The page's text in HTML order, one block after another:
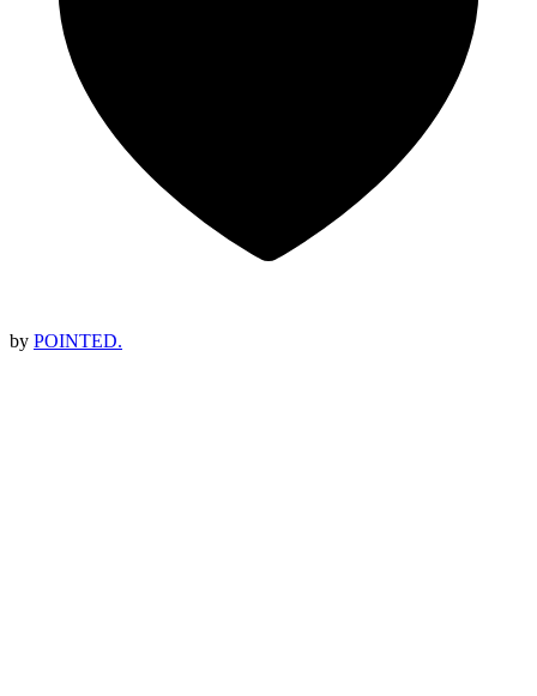
by POINTED.